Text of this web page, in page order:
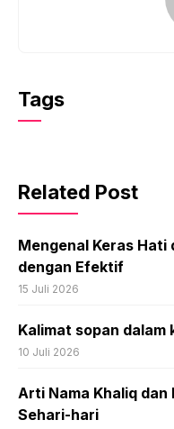
Tags
Related Post
Mengenal Keras
dengan Efektif
15 Juli 2026
Kalimat sopan
10 Juli 2026
Arti Nama Khaliq dan
Sehari-hari